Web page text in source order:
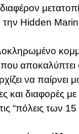
την Hidden
να παίρνει
και διαφορές
“πόλεις των